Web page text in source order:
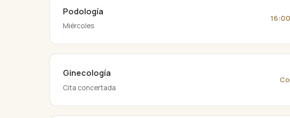
Podología
Miércoles
Ginecología
Cita concertada